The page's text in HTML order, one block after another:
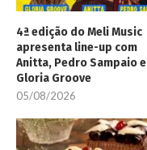
4ª edição do Meli Music
apresenta line-up com
Anitta, Pedro Sampaio e
Gloria Groove
05/08/2026